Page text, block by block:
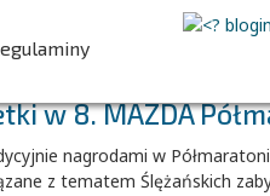
godz.
w 8. MAZDA
nagrodami w
z tematem Ślężańskich